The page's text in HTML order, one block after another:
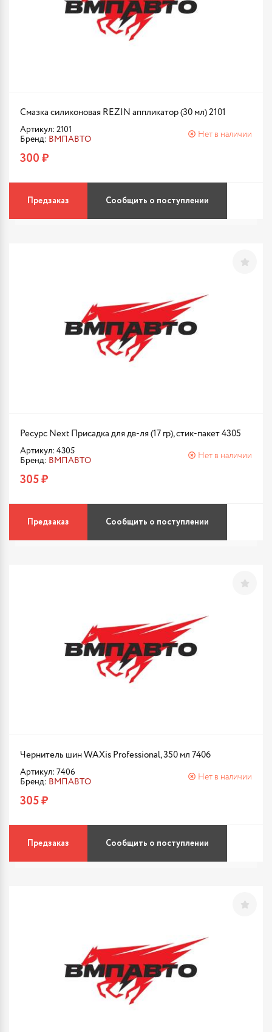
Смазка силиконовая REZIN аппликатор (30 мл) 2101
Артикул: 2101
Бренд: ВМПАВТО
Нет в наличии
300 ₽
Предзаказ Сообщить о поступлении
Ресурс Next Присадка для дв-ля (17 гр), стик-пакет 4305
Артикул: 4305
Бренд: ВМПАВТО
Нет в наличии
305 ₽
Предзаказ Сообщить о поступлении
Чернитель шин WAXis Professional, 350 мл 7406
Артикул: 7406
Бренд: ВМПАВТО
Нет в наличии
305 ₽
Предзаказ Сообщить о поступлении